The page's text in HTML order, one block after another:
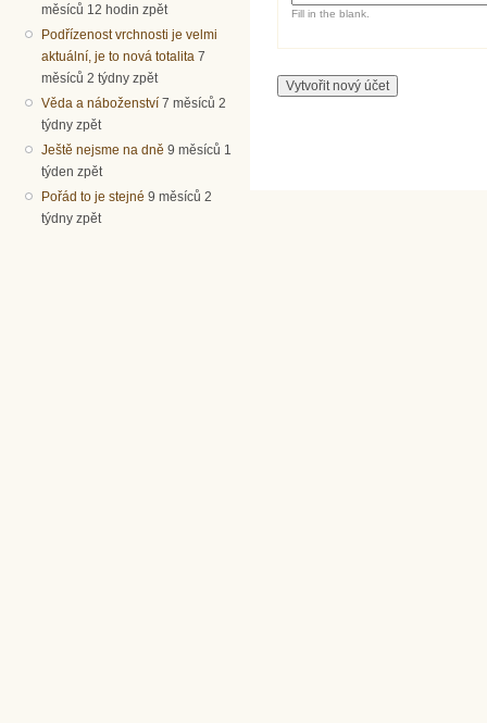
měsíců 12 hodin zpět
Podřízenost vrchnosti je velmi
aktuální, je to nová totalita 7
měsíců 2 týdny zpět
Věda a náboženství 7 měsíců 2
týdny zpět
Ještě nejsme na dně 9 měsíců 1
týden zpět
Pořád to je stejné 9 měsíců 2
týdny zpět
Fill in the blank.